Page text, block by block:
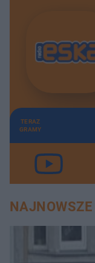
TERAZ
GRAMY
NAJNOWSZE